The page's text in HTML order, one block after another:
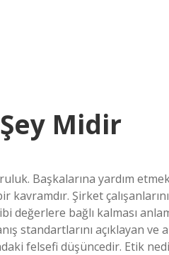
Midir
Başkalarına yardım
kavramdır. Şirket
değerlere bağlı kalması
standartlarını açıklayan
felsefi düşüncedir. Etik